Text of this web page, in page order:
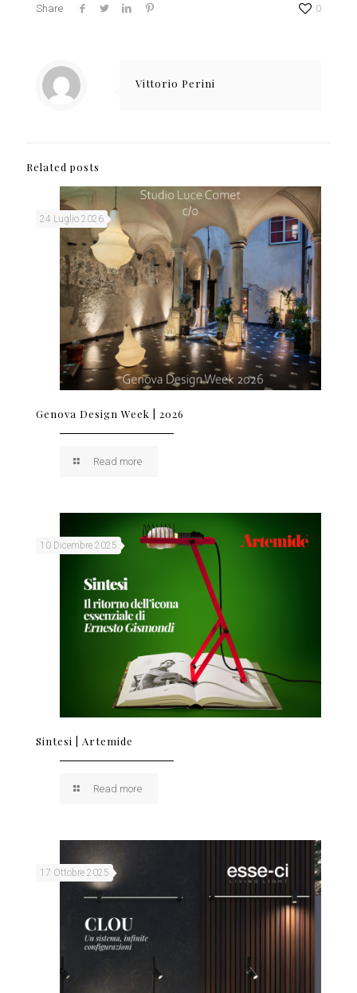
Share 0
Vittorio Perini
Related posts
24 Luglio 2026
Genova Design Week | 2026
Read more
10 Dicembre 2025
Sintesi | Artemide
Read more
17 Ottobre 2025